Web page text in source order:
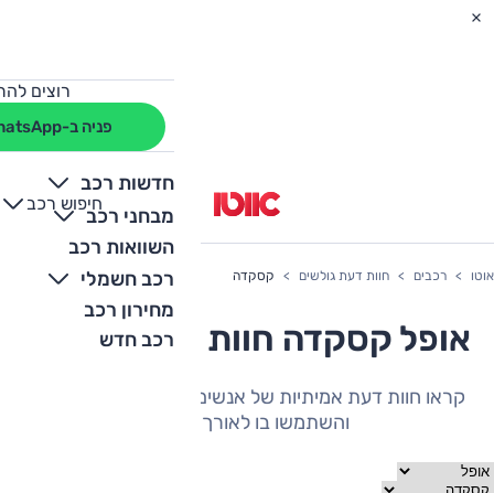
רוצים
פניה ב-WhatsApp
חדשות רכב
מבחני רכב
השוואות רכב
רכב חשמלי
מחירון רכב
רכב חדש
חיפוש רכב
+
-
אוטו רכבים חוות דעת גולשים קסקדה
אופל קסקדה חוות דעת גולשים
קראו חוות דעת אמיתיות של אנשים שהיה להם את הרכב
והשתמשו בו לאורך תקופה